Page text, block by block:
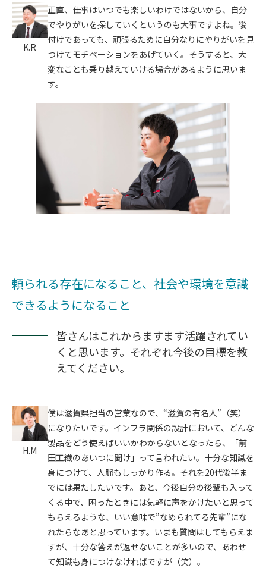
K.R
正直、仕事はいつでも楽しいわけではないから、自分
でやりがいを探していくというのも大事ですよね。後
付けであっても、頑張るために自分なりにやりがいを見
つけてモチベーションをあげていく。そうすると、大
変なことも乗り越えていける場合があるように思いま
す。
頼られる存在になること、社会や環境を意識
できるようになること
皆さんはこれからますます活躍されてい
くと思います。それぞれ今後の目標を教
えてください。
H.M
僕は滋賀県担当の営業なので、“滋賀の有名人”（笑）
になりたいです。インフラ関係の設計において、どんな
製品をどう使えばいいかわからないとなったら、「前
田工繊のあいつに聞け」って言われたい。十分な知識を
身につけて、人脈もしっかり作る。それを20代後半ま
でには果たしたいです。あと、今後自分の後輩も入って
くる中で、困ったときには気軽に声をかけたいと思って
もらえるような、いい意味で”なめられてる先輩”にな
れたらなあと思っています。いまも質問はしてもらえま
すが、十分な答えが返せないことが多いので、あわせ
て知識も身につけなければですが（笑）。